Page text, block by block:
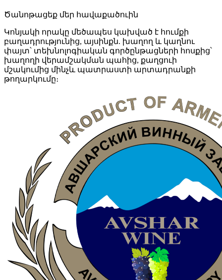
Ծանոթացեք մեր հավաքածուին
Կոնյակի որակը մեծապես կախված է հումքի
բաղադրությունից, այսինքն. խաղող և կաղնու
փայտ՝ տեխնոլոգիական գործընթացների հոսքից՝
խաղողի վերամշակման պահից, քաղցուի
մշակումից մինչև պատրաստի արտադրանքի
թողարկումը։